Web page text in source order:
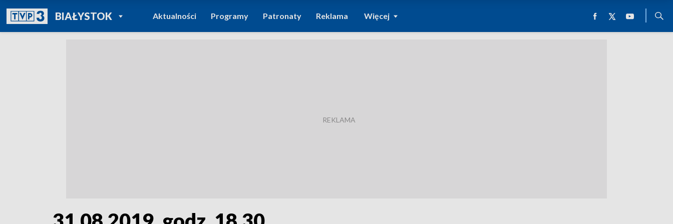
BIAŁYSTOKPOWRÓT DO
TVP REGIONY
Aktualności Programy Patronaty Reklama Więcej